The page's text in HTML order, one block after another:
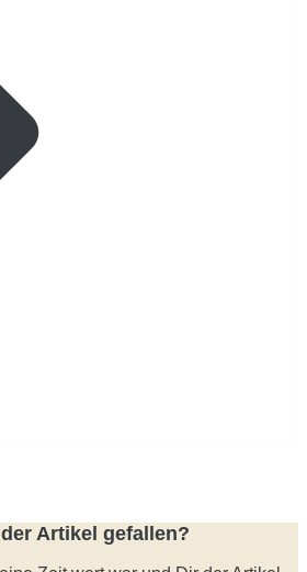
Artikel gefallen?